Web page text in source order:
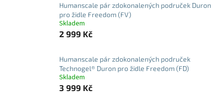
Humanscale pár zdokonalených područek Duron
pro židle Freedom (FV)
Skladem
2 999 Kč
Humanscale pár zdokonalených područek
Technogel® Duron pro židle Freedom (FD)
Skladem
3 999 Kč